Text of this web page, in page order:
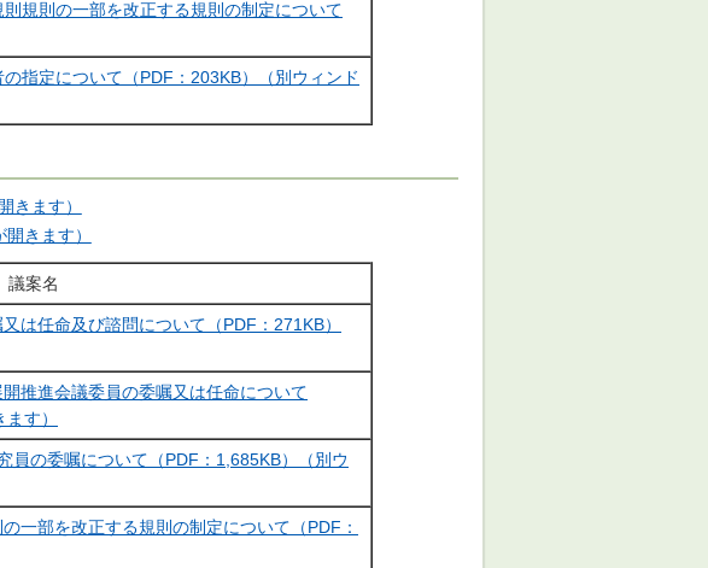
規則の一部を改正する規則の制定について
指定について（PDF：203KB）（別ウィンド
きます）
きます）
議案名
は任命及び諮問について（PDF：271KB）
推進会議委員の委嘱又は任命について
す）
員の委嘱について（PDF：1,685KB）（別ウ
一部を改正する規則の制定について（PDF：